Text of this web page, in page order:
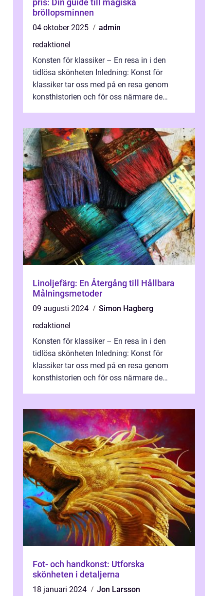
pris: Din guide till magiska
bröllopsminnen
04 oktober 2025
admin
redaktionel
Konsten för klassiker – En resa in i den
tidlösa skönheten Inledning: Konst för
klassiker tar oss med på en resa genom
konsthistorien och för oss närmare de
Linoljefärg: En Återgång till Hållbara
Målningsmetoder
09 augusti 2024
Simon Hagberg
redaktionel
Konsten för klassiker – En resa in i den
tidlösa skönheten Inledning: Konst för
klassiker tar oss med på en resa genom
konsthistorien och för oss närmare de
Fot- och handkonst: Utforska
skönheten i detaljerna
18 januari 2024
Jon Larsson